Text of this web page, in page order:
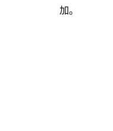
加。